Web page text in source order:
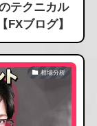
テクニカル
ブログ】
相場分析